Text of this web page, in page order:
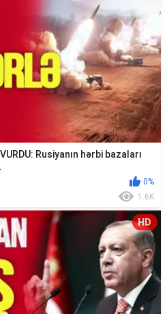
Rusiyanın hərbi bazaları
0%
1.6K
HD